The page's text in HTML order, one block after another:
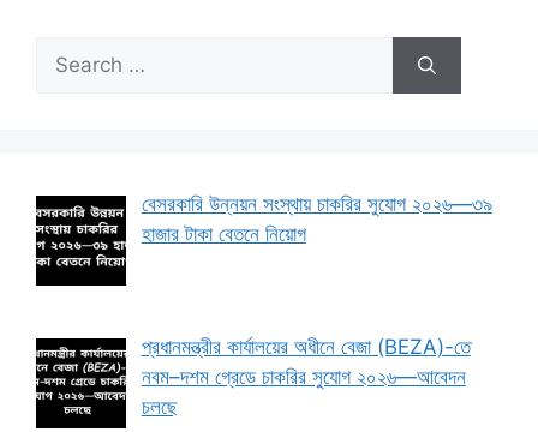
Search
for:
বেসরকারি উন্নয়ন সংস্থায় চাকরির সুযোগ ২০২৬—৩৯
হাজার টাকা বেতনে নিয়োগ
প্রধানমন্ত্রীর কার্যালয়ের অধীনে বেজা (BEZA)-তে
নবম–দশম গ্রেডে চাকরির সুযোগ ২০২৬—আবেদন
চলছে